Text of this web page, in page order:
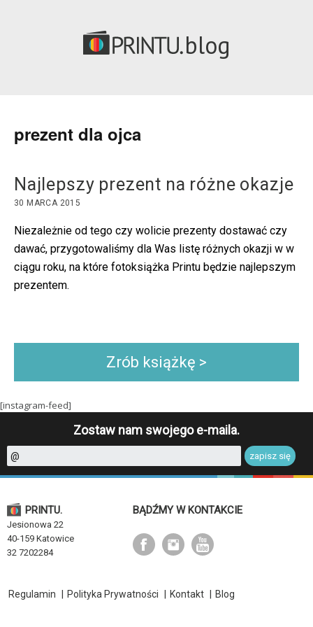
blog
prezent dla ojca
Najlepszy prezent na różne okazje
30 MARCA 2015
Niezależnie od tego czy wolicie prezenty dostawać czy
dawać, przygotowaliśmy dla Was listę różnych okazji w w
ciągu roku, na które fotoksiążka Printu będzie najlepszym
prezentem.
Zrób książkę >
[instagram-feed]
Zostaw nam swojego e-maila.
PRINTU.
Jesionowa 22
40-159 Katowice
32 7202284
BĄDŹMY W KONTAKCIE
Regulamin Polityka Prywatności Kontakt Blog